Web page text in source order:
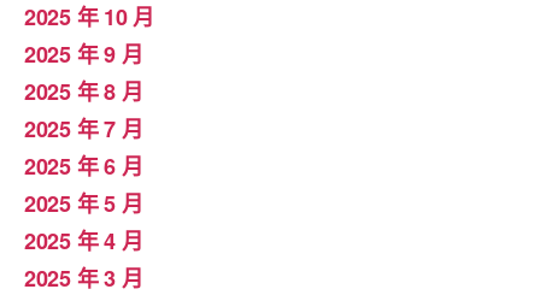
2025 年 10 月
2025 年 9 月
2025 年 8 月
2025 年 7 月
2025 年 6 月
2025 年 5 月
2025 年 4 月
2025 年 3 月